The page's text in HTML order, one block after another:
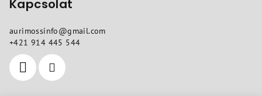
Kapcsolat
aurimossinfo@gmail.com
+421 914 445 544